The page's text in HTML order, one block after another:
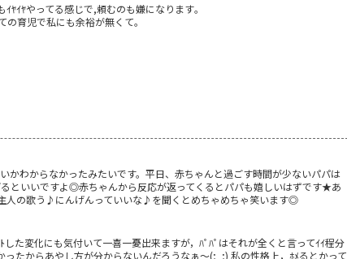
ﾔｲﾔやってる感じで,頼むのも嫌になります｡
育児で私にも余裕が無くて｡
わからなかったみたいです。平日、赤ちゃんと過ごす時間が少ないパパは
といいですよ◎赤ちゃんから反応が返ってくるとパパも嬉しいはずです★あ
人の歌う♪にんげんっていいな♪を聞くとめちゃめちゃ笑います◎
た変化にも気付いて一喜一憂出来ますが，ﾊﾟﾊﾟはそれが全くと言ってｲｲ程分
たからあやし方が分からないんだろうなぁ～(;_;) 私の性格上，ﾎﾒるとかって